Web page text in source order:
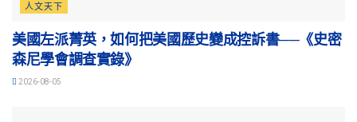
人文天下
美國左派菁英，如何把美國歷史變成控訴書──《史密
森尼學會調查實錄》
2026-08-05